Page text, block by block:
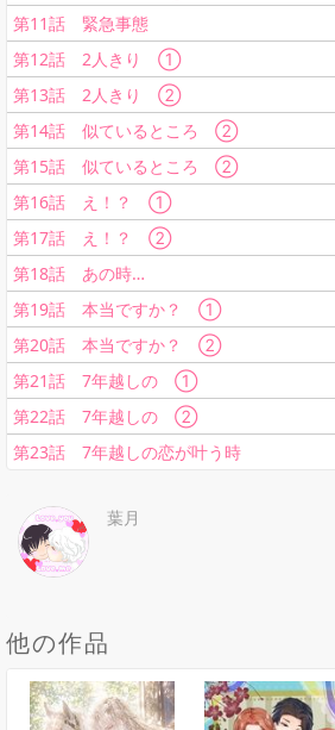
第11話 緊急事態
第12話 2人きり ①
第13話 2人きり ②
第14話 似ているところ ②
第15話 似ているところ ②
第16話 え！？ ①
第17話 え！？ ②
第18話 あの時…
第19話 本当ですか？ ①
第20話 本当ですか？ ②
第21話 7年越しの ①
第22話 7年越しの ②
第23話 7年越しの恋が叶う時
葉月
他の作品